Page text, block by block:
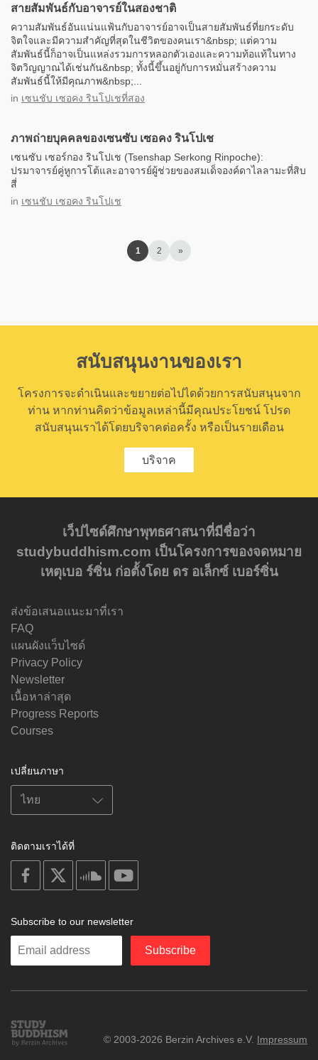
สายสัมพันธ์กับอาจารย์ในสองชาติ
ความสัมพันธ์อันแน่นแฟ้นกับอาจารย์อาจเป็นสายสัมพันธ์ที่ยกระดับ
จิตใจและมีความสำคัญที่สุดในชีวิตของคนเรา&nbsp; แต่ความ
สัมพันธ์นี้ก็อาจเป็นแหล่งรวมการหลอกตัวเองและความท้อแท้ในทาง
จิตวิญญาณได้เช่นกัน&nbsp; ทั้งนี้ขึ้นอยู่กับการหมั่นสร้างความ
สัมพันธ์นี้ให้มีคุณภาพ&nbsp;...
in เซนชับ เซอคง รินโปเชที่สอง
ภาพถ่ายบุคคลของเซนซับ เซอคง รินโปเช
เซนซับ เซอร์กอง รินโปเช (Tsenshap Serkong Rinpoche):
ปรมาจารย์คู่หูการโต้และอาจารย์ผู้ช่วยของสมเด็จองค์ดาไลลามะที่สิบ
สี่
in เซนชับ เซอคง รินโปเช
1 2 »
สนับสนุนงานของเรา
โครงการจะดำเนินและขยายต่อไปไดด้วยการสนับสนุนจาก
ท่าน หากท่านคิดว่าข้อมูลเหล่านี้มีคุณประโยชน์ โปรด
สนับสนุนเราได้โดยบริจาคต่อครั้ง หรือเป็นรายเดือน
บริจาค
เว็ปไซด์ศึกษาพุทธศาสนาที่มีชื่อว่า
studybuddhism.com เป็นโครงการของจดหมาย
เหตุเบอ ร์ซิ่น ก่อตั้งโดย ดร อเล็กซ์ เบอร์ซิ่น
ส่งข้อเสนอแนะมาที่เรา
FAQ
แผนผังแว็บไซด์
Privacy Policy
Newsletter
เนื้อหาล่าสุด
Progress Reports
Courses
เปลี่ยนภาษา
ติดตามเราได้ที่
on
facebook
soundcloud
Subscribe to our newsletter
Enter
Subscribe
Study
Buddhism
© 2003-2026 Berzin Archives e.V. Impressum